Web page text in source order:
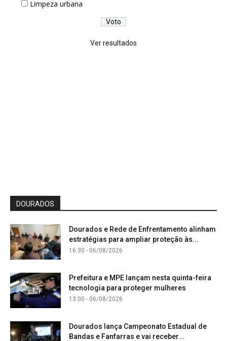
Limpeza urbana
Ver resultados
DOURADOS
Dourados e Rede de Enfrentamento alinham
estratégias para ampliar proteção às...
16:30 - 06/08/2026
Prefeitura e MPE lançam nesta quinta-feira
tecnologia para proteger mulheres
13:00 - 06/08/2026
Dourados lança Campeonato Estadual de
Bandas e Fanfarras e vai receber...